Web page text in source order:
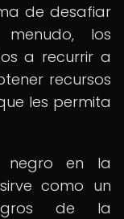
de desafiar
los
a recurrir a
recursos
les permita
negro en la
como un
de la